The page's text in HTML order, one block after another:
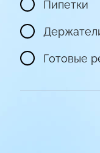
Пипетки
Готовые